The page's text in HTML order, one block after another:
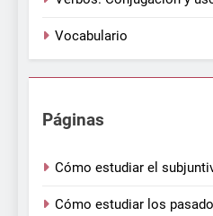
Vocabulario
Páginas
Cómo estudiar el
Cómo estudiar los